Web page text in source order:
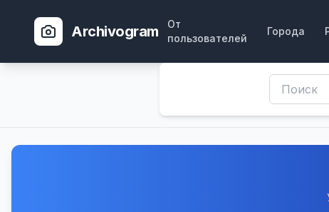
Archivogram
От
пользователей
Города